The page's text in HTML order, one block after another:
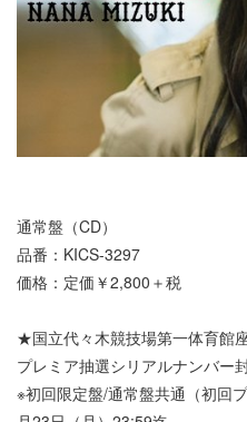
通常盤（CD）
品番：KICS-3297
価格：定価￥2,800＋税
★国立代々木競技場第一体育館
プレミア抽選シリアルナンバー
※初回限定盤/通常盤共通（初回